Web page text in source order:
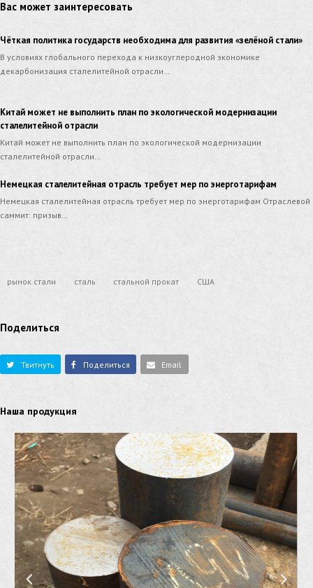
Вас может заинтересовать
Чёткая политика государств необходима для развития «зелёной стали»
В условиях глобального перехода к низкоуглеродной экономике
декарбонизация сталелитейной отрасли…
Китай может не выполнить план по экологической модернизации
сталелитейной отрасли
Китай может не выполнить план по экологической модернизации
сталелитейной отрасли…
Немецкая сталелитейная отрасль требует мер по энерготарифам
Немецкая сталелитейная отрасль требует мер по энерготарифам Отраслевой
саммит: призыв…
рынок стали сталь стальной прокат США
Поделиться
Твитнуть Поделиться Email
Наша продукция